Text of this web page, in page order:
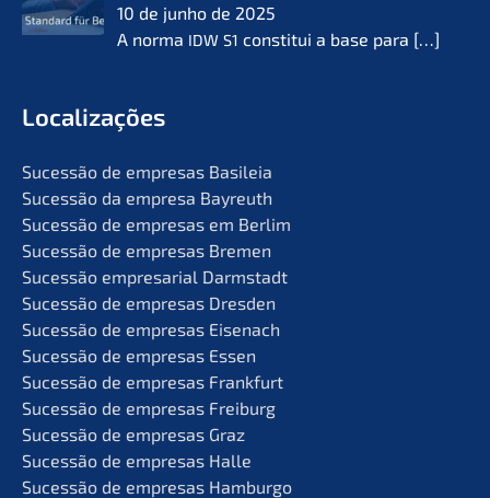
10 de junho de 2025
A norma IDW S1 consti­tui a base para […]
Locali­za­ções
Suces­são de empre­sas Basileia
Suces­são da empre­sa Bayreuth
Suces­são de empre­sas em Berlim
Suces­são de empre­sas Bremen
Suces­são empre­sa­ri­al Darmstadt
Suces­são de empre­sas Dresden
Suces­são de empre­sas Eisenach
Suces­são de empre­sas Essen
Suces­são de empre­sas Frankfurt
Suces­são de empre­sas Freiburg
Suces­são de empre­sas Graz
Suces­são de empre­sas Halle
Suces­são de empre­sas Hamburgo